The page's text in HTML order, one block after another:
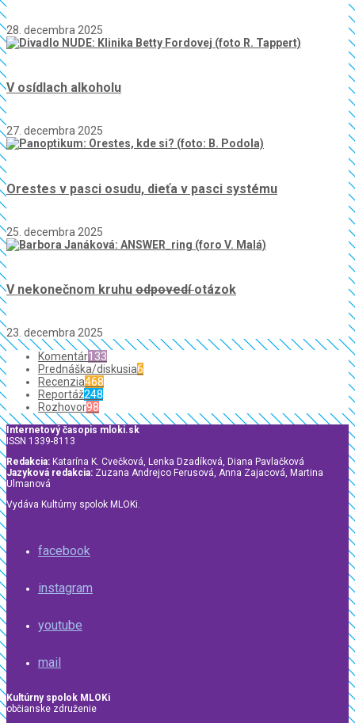
28. decembra 2025
V osídlach alkoholu
27. decembra 2025
Orestes v pasci osudu, dieťa v pasci systému
25. decembra 2025
V nekonečnom kruhu odpovedíotázok
23. decembra 2025
Komentár133
Prednáška/diskusia6
Recenzia468
Reportáž248
Rozhovor98
Internetový časopis mloki.sk
ISSN 1339-8113
Redakcia: Katarína K. Cvečková, Lenka Dzadíková, Diana Pavlačková
Jazyková redakcia: Zuzana Andrejco Ferusová, Anna Zajacová, Martina
Ulmanová
Vydáva Kultúrny spolok MLOKi.
facebook
instagram
youtube
mail
Kultúrny spolok MLOKi
občianske združenie